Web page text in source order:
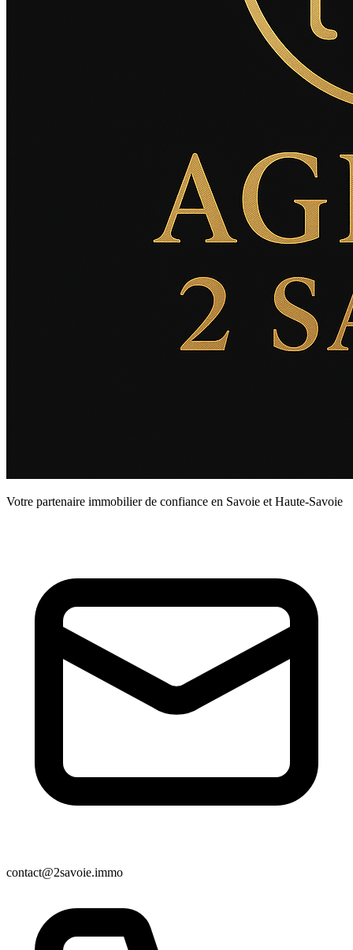
Votre partenaire immobilier de confiance en Savoie et Haute-Savoie
contact@2savoie.immo